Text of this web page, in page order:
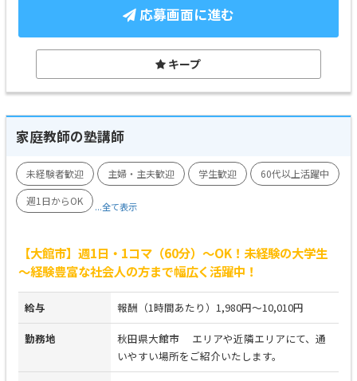
応募画面に進む
キープ
家庭教師の塾講師
未経験者歓迎 主婦・主夫歓迎 学生歓迎
60代以上活躍中
週1日からOK
...全て表示
【大館市】週1日・1コマ（60分）～OK！未経験の大学生
～経験豊富な社会人の方まで幅広く活躍中！
給与 報酬（1時間あたり）1,980円～10,010円
勤務地
秋田県大館市 エリアや近隣エリアにて、通
いやすい場所をご紹介いたします。